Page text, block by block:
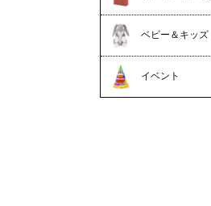
ベビー＆キッズ
イベント